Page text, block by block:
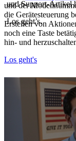
und Support-Artikel
Los geht’s.
und der
die Gerätesteuerung
Erstellen von
noch eine Taste
hin- und
Los geht's